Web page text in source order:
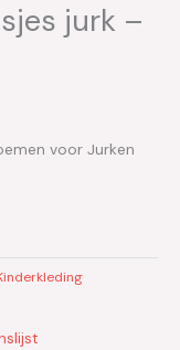
jurk –
voor Jurken